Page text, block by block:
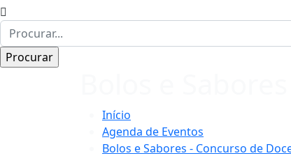
Início
Agenda de Eventos
Bolos e Sabores - Concurso de